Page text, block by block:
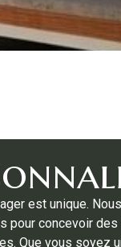
est unique.
pour concevoir
Que vous soyez